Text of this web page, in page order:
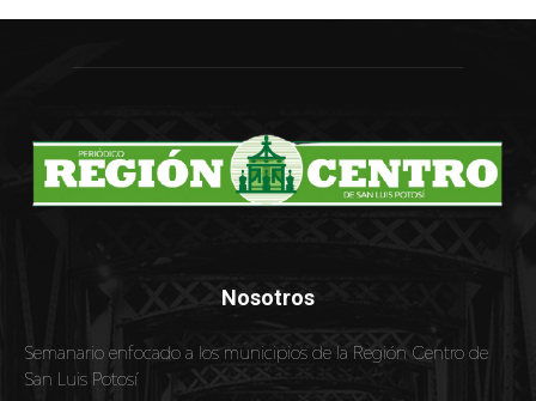
Nosotros
Semanario enfocado a los municipios de la Región Centro de
San Luis Potosí